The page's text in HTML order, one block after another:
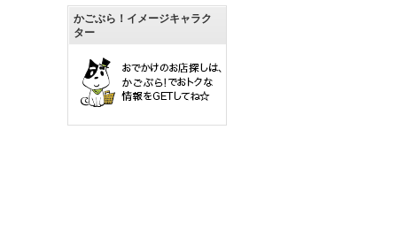
かごぶら！イメージキャラク
ター